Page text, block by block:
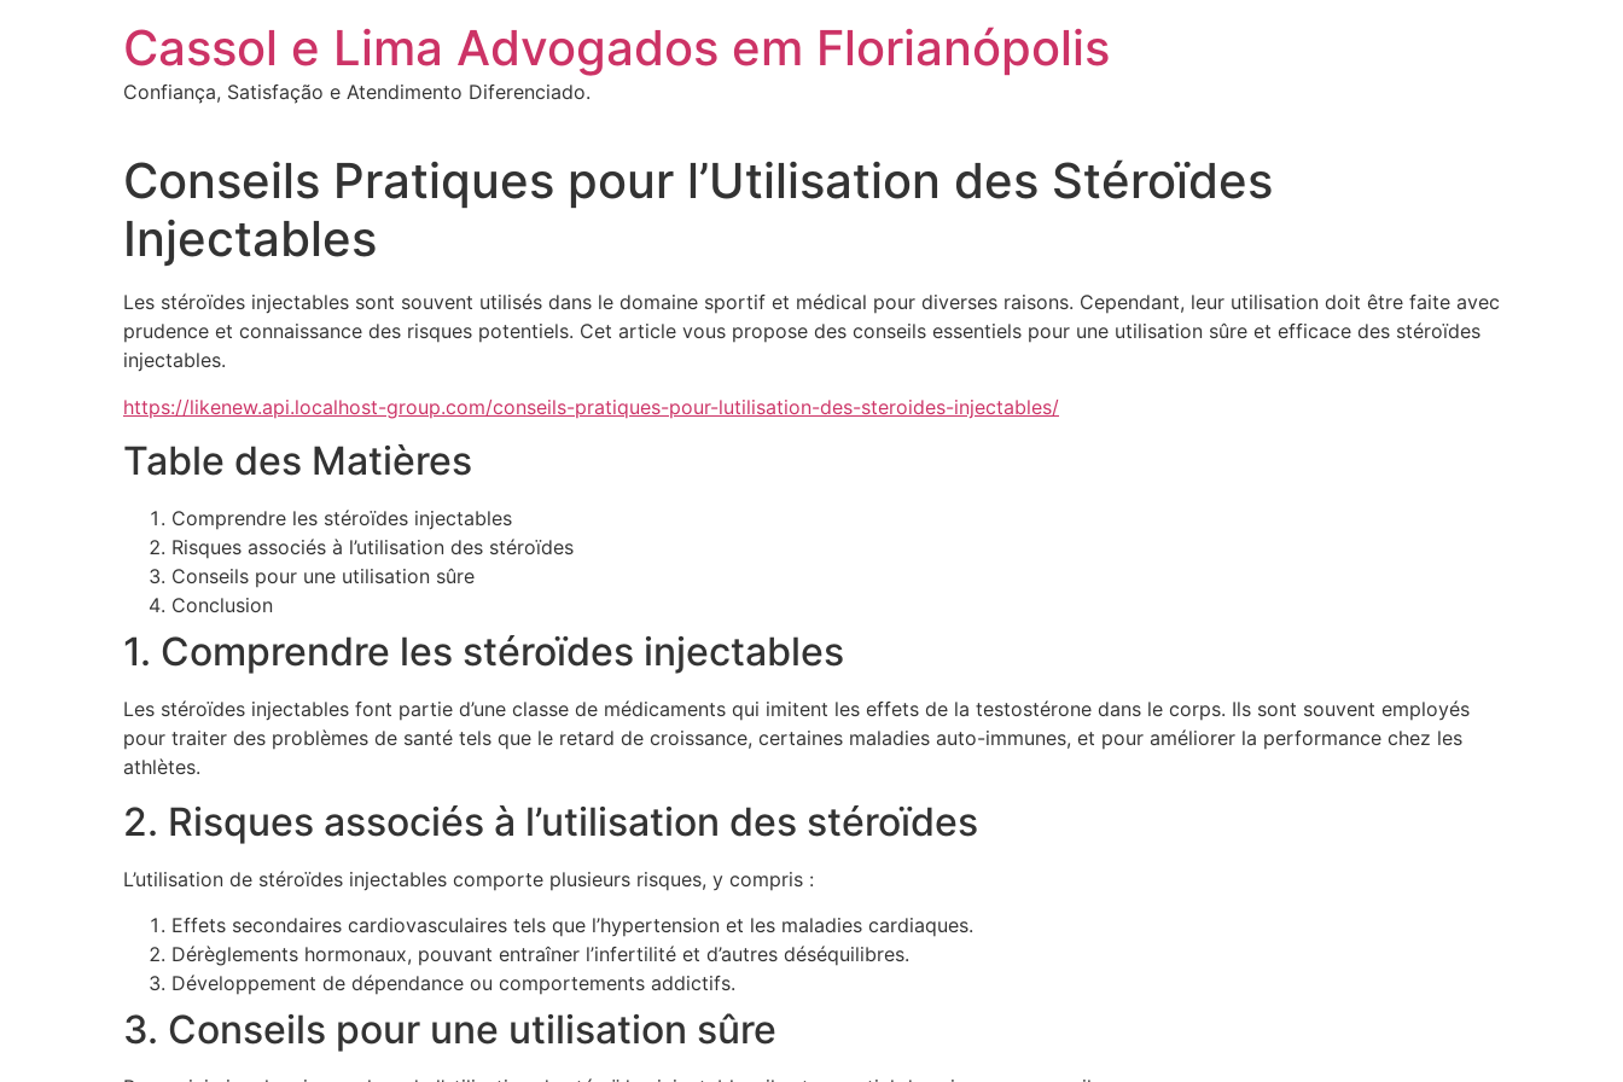
Cassol e Lima Advogados em Florianópolis
Confiança, Satisfação e Atendimento Diferenciado.
Conseils Pratiques pour l’Utilisation des Stéroïdes
Injectables
Les stéroïdes injectables sont souvent utilisés dans le domaine sportif et médical pour diverses raisons. Cependant, leur utilisation doit être faite avec
prudence et connaissance des risques potentiels. Cet article vous propose des conseils essentiels pour une utilisation sûre et efficace des stéroïdes
injectables.
https://likenew.api.localhost-group.com/conseils-pratiques-pour-lutilisation-des-steroides-injectables/
Table des Matières
Comprendre les stéroïdes injectables
Risques associés à l’utilisation des stéroïdes
Conseils pour une utilisation sûre
Conclusion
1. Comprendre les stéroïdes injectables
Les stéroïdes injectables font partie d’une classe de médicaments qui imitent les effets de la testostérone dans le corps. Ils sont souvent employés
pour traiter des problèmes de santé tels que le retard de croissance, certaines maladies auto-immunes, et pour améliorer la performance chez les
athlètes.
2. Risques associés à l’utilisation des stéroïdes
L’utilisation de stéroïdes injectables comporte plusieurs risques, y compris :
Effets secondaires cardiovasculaires tels que l’hypertension et les maladies cardiaques.
Dérèglements hormonaux, pouvant entraîner l’infertilité et d’autres déséquilibres.
Développement de dépendance ou comportements addictifs.
3. Conseils pour une utilisation sûre